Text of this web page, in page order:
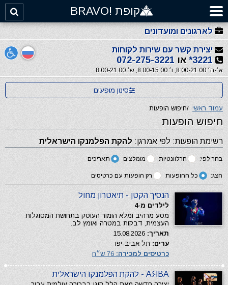
קופת !BRAVO
לארגונים ומועדונים
יצירת קשר עם שירות לקוחות
3221* או 072-275-3221
א׳-ה׳ 8:00-21:00, ו׳ 8:00-15:00, ש׳ 8:00-21:00
סינון מופעים
עמוד ראשי /חיפוש הופעות
חיפוש הופעות
רשימת הופעות: לפי אמרגן: להקת הפלמנקו הישראלית
בחר לפי: הרלוונטיות מומלצים תאריכים
הצג: כל ההופעות רק הופעות עם כרטיסים
הנסיך הקטן - תיאטרון מחול
לילדים מ-4
מסע מרהיב ומלא הומור העוסק בתחושת המסוגלות
העצמית, דבקות במטרה ואומץ לב.
תאריך:
ערים: תל אביב-יפו
כרטיסים למכירה:
AЯBA - להקת הפלמנקו הישראלית